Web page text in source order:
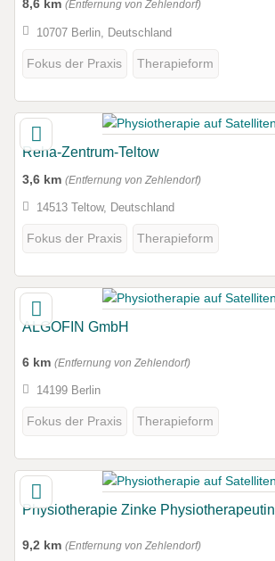
8,6 km (Entfernung von Zehlendorf)
10707 Berlin, Deutschland
Fokus der Praxis Therapieform
Reha-Zentrum-Teltow
3,6 km (Entfernung von Zehlendorf)
14513 Teltow, Deutschland
Fokus der Praxis Therapieform
ALGOFIN GmbH
6 km (Entfernung von Zehlendorf)
14199 Berlin
Fokus der Praxis Therapieform
Physiotherapie Zinke Physiotherapeutin
9,2 km (Entfernung von Zehlendorf)